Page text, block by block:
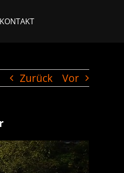
KONTAKT
Zurück Vor